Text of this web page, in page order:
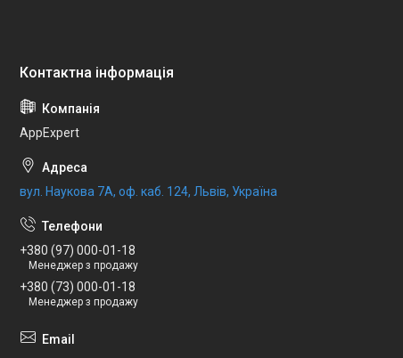
AppExpert
вул. Наукова 7А, оф. каб. 124, Львів, Україна
+380 (97) 000-01-18
Менеджер з продажу
+380 (73) 000-01-18
Менеджер з продажу